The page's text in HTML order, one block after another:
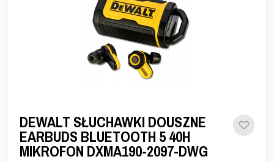
DEWALT SŁUCHAWKI DOUSZNE
EARBUDS BLUETOOTH 5 40H
MIKROFON DXMA190-2097-DWG